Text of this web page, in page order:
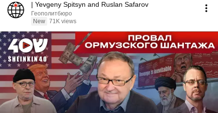
| Yevgeny Spitsyn and Ruslan Safarov
Геополитбюро
New 71K views